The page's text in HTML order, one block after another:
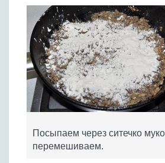
Посыпаем через ситечко
перемешиваем.